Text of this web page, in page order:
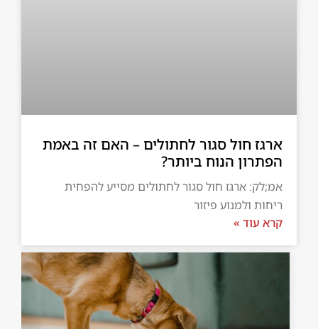
ארגז חול סגור לחתולים – האם זה באמת
הפתרון הנוח ביותר?
אמ;לק: ארגז חול סגור לחתולים מסייע להפחית
ריחות ולמנוע פיזור
קרא עוד »